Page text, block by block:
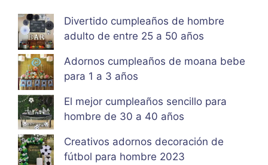
Divertido cumpleaños de hombre
adulto de entre 25 a 50 años
Adornos cumpleaños de moana bebe
para 1 a 3 años
El mejor cumpleaños sencillo para
hombre de 30 a 40 años
Creativos adornos decoración de
fútbol para hombre 2023